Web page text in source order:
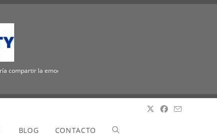
la emocionante noticia de que ICUEE tiene un nuevo nombre, The
BLOG CONTACTO